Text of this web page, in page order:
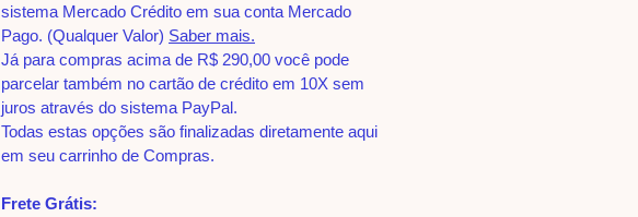
sistema Mercado Crédito em sua conta Mercado
Pago. (Qualquer Valor) Saber mais.
Já para compras acima de R$ 290,00 você pode
parcelar também no cartão de crédito em 10X sem
juros através do sistema PayPal.
Todas estas opções são finalizadas diretamente aqui
em seu carrinho de Compras.
Frete Grátis: